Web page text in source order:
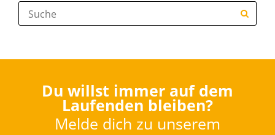
Suche:
Du willst immer auf dem
Laufenden bleiben?
Melde dich zu unserem